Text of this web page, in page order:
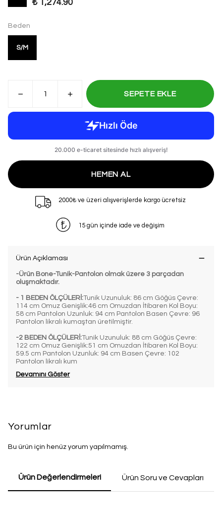
₺ 1,274.90
Beden
S/M
SEPETE EKLE
HEMEN AL
2000₺ ve üzeri alışverişlerde kargo ücretsiz
15 gün içinde iade ve değişim
Ürün Açıklaması
-Ürün Bone-Tunik-Pantolon olmak üzere 3 parçadan
oluşmaktadır.
- 1 BEDEN ÖLÇÜLERİ:Tunik Uzunuluk: 86 cm Göğüs Çevre:
114 cm Omuz Genişlik:46 cm Omuzdan İtibaren Kol Boyu:
58 cm Pantolon Uzunluk: 94 cm Pantolon Basen Çevre: 96
Pantolon likralı kumaştan üretilmiştir.
-2 BEDEN ÖLÇÜLERİ:Tunik Uzunuluk: 88 cm Göğüs Çevre:
122 cm Omuz Genişlik:51 cm Omuzdan İtibaren Kol Boyu:
59.5 cm Pantolon Uzunluk: 94 cm Basen Çevre: 102
Pantolon likralı kum
Devamını Göster
Yorumlar
Bu ürün için henüz yorum yapılmamış.
Ürün Değerlendirmeleri Ürün Soru ve Cevapları